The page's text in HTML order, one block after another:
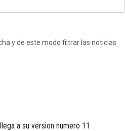
y de este modo filtrar las noticias
a su version numero 11